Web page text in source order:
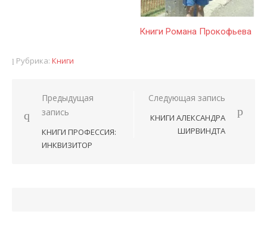
Книги Романа Прокофьева
Рубрика: Книги
Навигация
записям
Предыдущая
запись
КНИГИ ПРОФЕССИЯ:
ИНКВИЗИТОР
Следующая запись
КНИГИ АЛЕКСАНДРА
ШИРВИНДТА